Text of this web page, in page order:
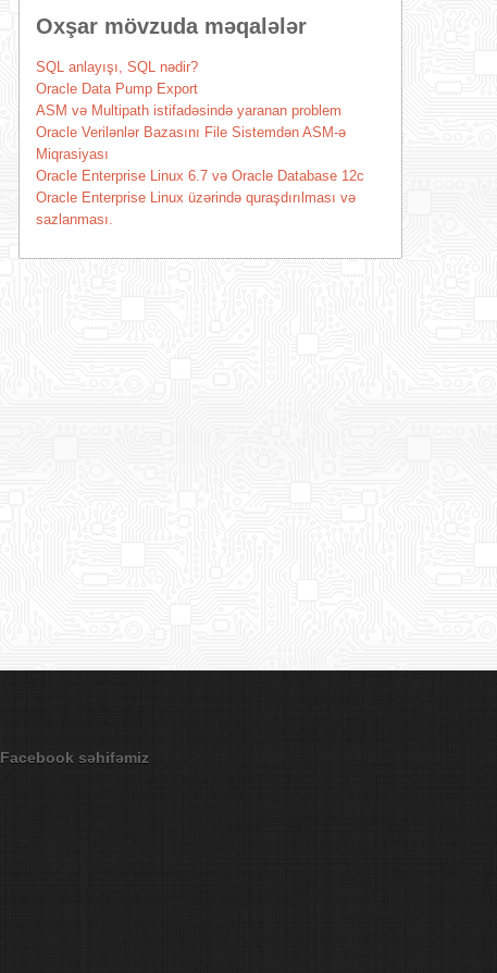
Oxşar mövzuda məqalələr
SQL anlayışı, SQL nədir?
Oracle Data Pump Export
ASM və Multipath istifadəsində yaranan problem
Oracle Verilənlər Bazasını File Sistemdən ASM-ə
Miqrasiyası
Oracle Enterprise Linux 6.7 və Oracle Database 12c
Oracle Enterprise Linux üzərində quraşdırılması və
sazlanması.
Facebook səhifəmiz